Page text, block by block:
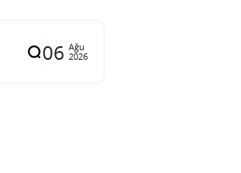
06 Ağu
2026